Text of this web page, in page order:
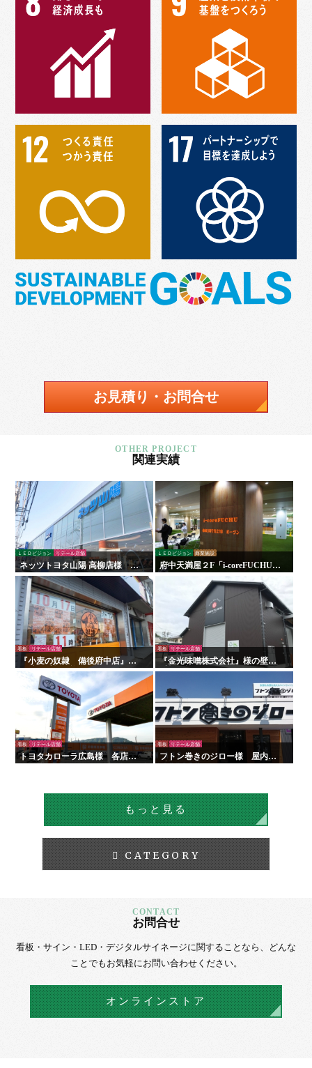
お見積り・お問合せ
関連実績
ＬＥＤビジョン リテール店舗
ネッツトヨタ山陽 高柳店様 看
板・サイン
ＬＥＤビジョン 商業施設
府中天満屋２F「i-coreFUCHU」
様 LED木目ウォール 他
看板 リテール店舗
『小麦の奴隷 備後府中店』様
の壁面看板の施工を行いまし
看板 リテール店舗
『金光味噌株式会社』様の壁面
看板の施工を行いました！
看板 リテール店舗
トヨタカローラ広島様 各店舗
サイン工事
看板 リテール店舗
フトン巻きのジロー様 屋内外
看板・サイン
もっと見る
CATEGORY
お問合せ
看板・サイン・LED・デジタルサイネージに関することなら、
どんな
ことでもお気軽にお問い合わせください。
オンラインストア